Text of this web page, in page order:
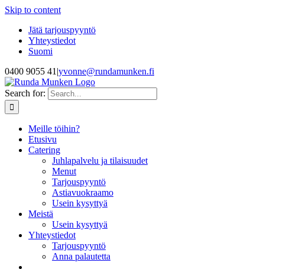
Skip to content
Jätä tarjouspyyntö
Yhteystiedot
Suomi
0400 9055 41 |yvonne@rundamunken.fi
Search for:
Meille töihin?
Etusivu
Catering
Juhlapalvelu ja tilaisuudet
Menut
Tarjouspyyntö
Astiavuokraamo
Usein kysyttyä
Meistä
Usein kysyttyä
Yhteystiedot
Tarjouspyyntö
Anna palautetta